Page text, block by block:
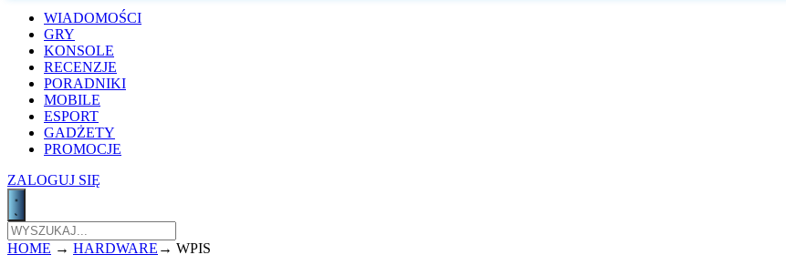
WIADOMOŚCI
GRY
KONSOLE
RECENZJE
PORADNIKI
MOBILE
ESPORT
GADŻETY
PROMOCJE
ZALOGUJ SIĘ
HOME → HARDWARE → WPIS